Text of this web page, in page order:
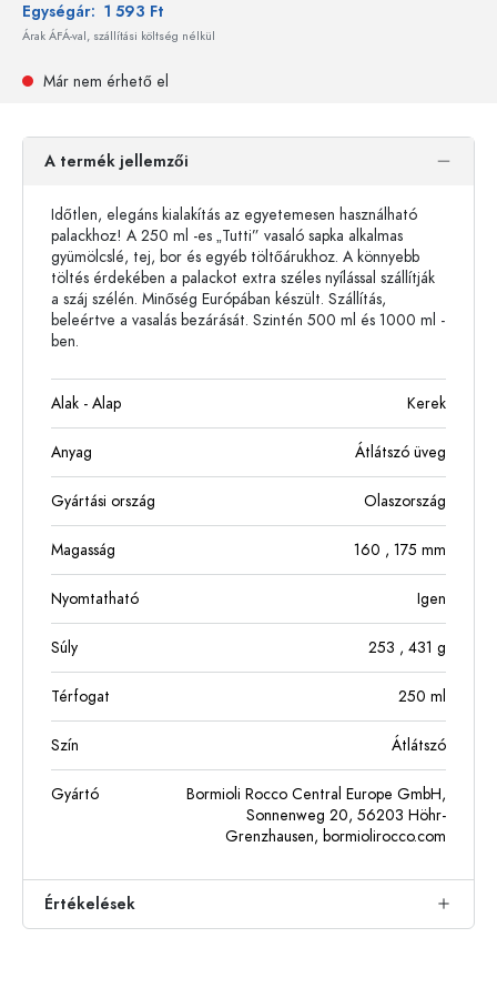
Egységár: 1 593 Ft
Árak ÁFÁ-val, szállítási költség nélkül
Már nem érhető el
A termék jellemzői
Időtlen, elegáns kialakítás az egyetemesen használható
palackhoz! A 250 ml -es „Tutti” vasaló sapka alkalmas
gyümölcslé, tej, bor és egyéb töltőárukhoz. A könnyebb
töltés érdekében a palackot extra széles nyílással szállítják
a száj szélén. Minőség Európában készült. Szállítás,
beleértve a vasalás bezárását. Szintén 500 ml és 1000 ml -
ben.
Alak - Alap Kerek
Anyag Átlátszó üveg
Gyártási ország Olaszország
Magasság 160 , 175 mm
Nyomtatható Igen
Súly 253 , 431 g
Térfogat 250 ml
Szín Átlátszó
Gyártó
Bormioli Rocco Central Europe GmbH,
Sonnenweg 20, 56203 Höhr-
Grenzhausen, bormiolirocco.com
Értékelések